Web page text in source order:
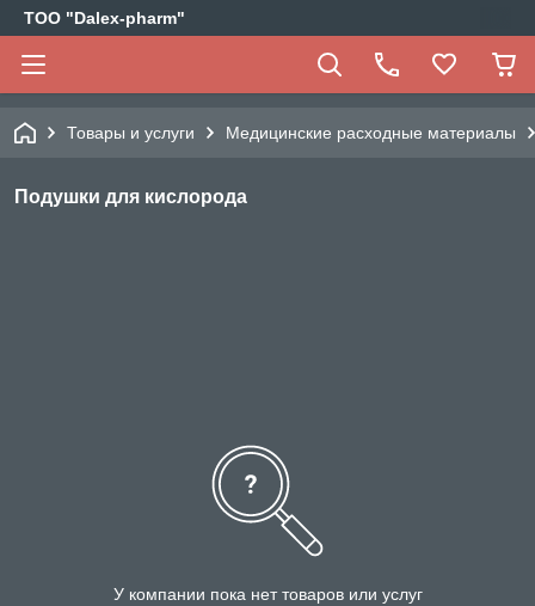
ТОО "Dalex-pharm"
Товары и услуги Медицинские расходные материалы
Подушки для кислорода
У компании пока нет товаров или услуг